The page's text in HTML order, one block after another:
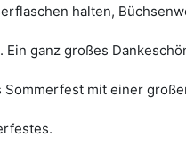
halten,
Ein ganz großes
mit einer